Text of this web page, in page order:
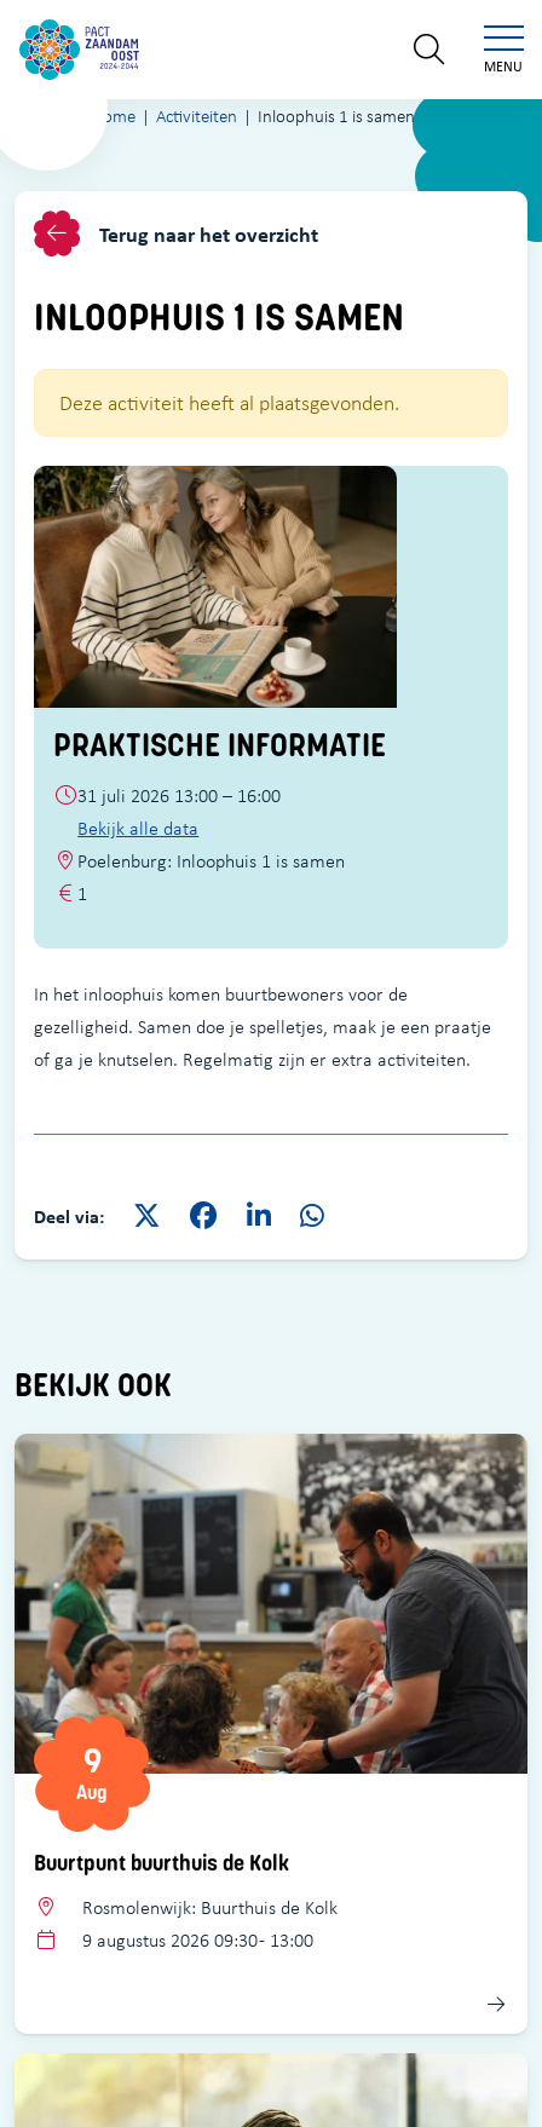
MENU
Home Activiteiten Inloophuis 1 is samen
Terug naar het overzicht
INLOOPHUIS 1 IS SAMEN
Deze activiteit heeft al plaatsgevonden.
PRAKTISCHE INFORMATIE
31 juli 2026 13:00 – 16:00
Bekijk alle data
Poelenburg: Inloophuis 1 is samen
1
In het inloophuis komen buurtbewoners voor de
gezelligheid. Samen doe je spelletjes, maak je een praatje
of ga je knutselen. Regelmatig zijn er extra activiteiten.
Deel via:
BEKIJK OOK
Buurtpunt buurthuis de Kolk
9
Aug
Rosmolenwijk: Buurthuis de Kolk
9 augustus 2026 09:30 - 13:00